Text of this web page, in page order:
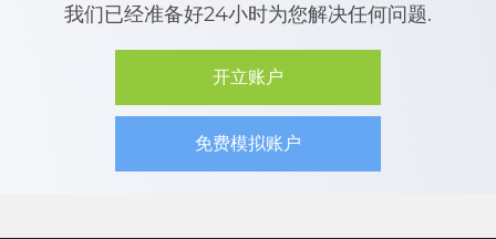
我们已经准备好24小时为您解决任何问题.
开立账户
免费模拟账户